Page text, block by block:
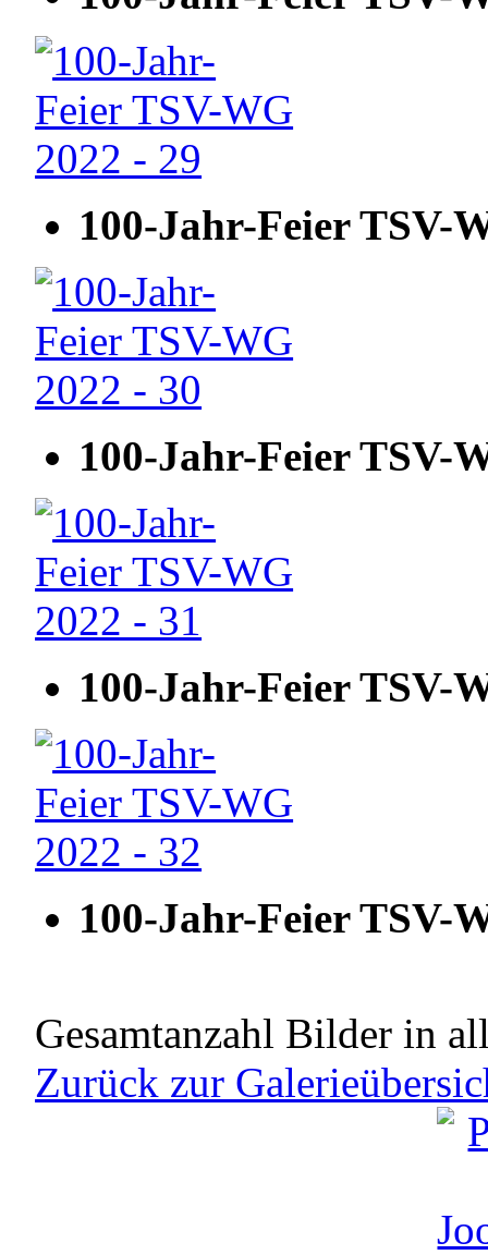
100-Jahr-Feier TSV-
100-Jahr-Feier TSV-
100-Jahr-Feier TSV-
100-Jahr-Feier TSV-
Gesamtanzahl Bilder in
Zurück zur